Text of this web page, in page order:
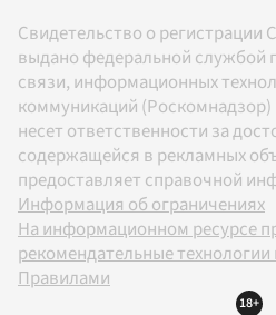
Свидетельство о
выдано федеральной службой
связи, информационных
коммуникаций (Роскомнадзор)
несет ответственности за
содержащейся в рекламных
предоставляет справочной
Информация об ограничениях
На информационном ресурсе
рекомендательные технологии
Правилами
18+